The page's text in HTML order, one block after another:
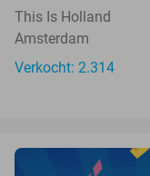
This Is Holland
Amsterdam
Verkocht: 2.314